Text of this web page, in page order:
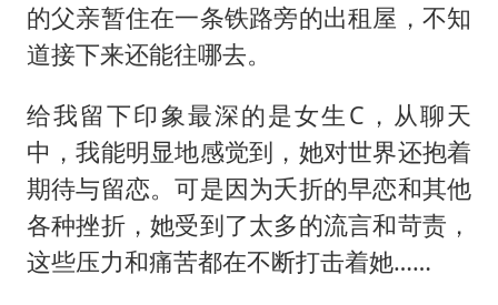
的父亲暂住在一条铁路旁的出租屋，不知
道接下来还能往哪去。
给我留下印象最深的是女生C，从聊天
中，我能明显地感觉到，她对世界还抱着
期待与留恋。可是因为夭折的早恋和其他
各种挫折，她受到了太多的流言和苛责，
这些压力和痛苦都在不断打击着她……